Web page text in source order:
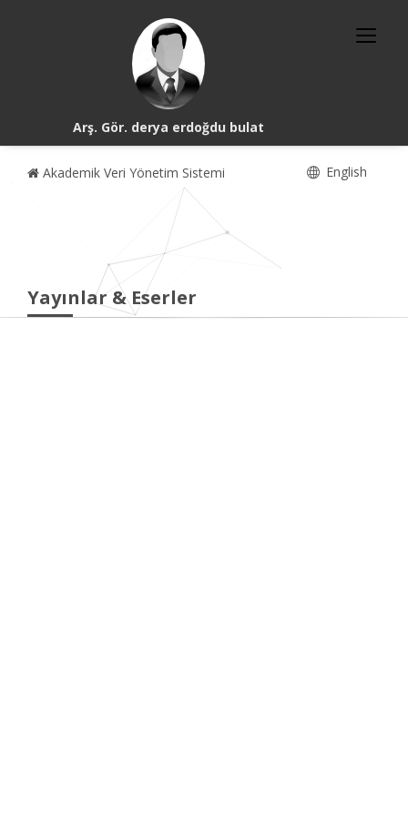
Arş. Gör. derya erdoğdu bulat
Akademik Veri Yönetim Sistemi English
Yayınlar & Eserler